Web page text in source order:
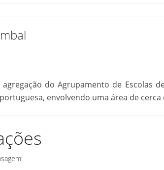
do Agrupamento de Escolas
envolvendo uma área de cerca